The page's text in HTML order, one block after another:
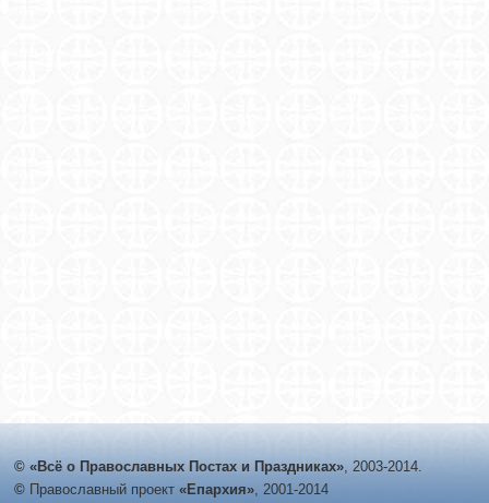
© «Всё о Православных Постах и Праздниках», 2003-2014.
© Православный проект «Епархия», 2001-2014